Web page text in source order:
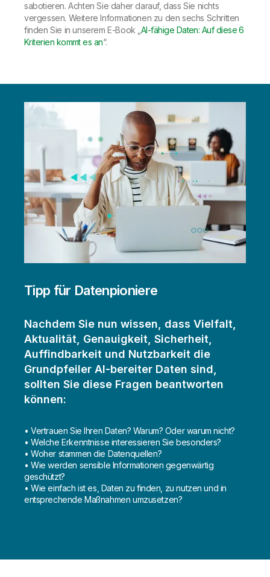
sabotieren. Achten Sie daher darauf, dass Sie nichts
vergessen. Weitere Informationen zu den sechs Schritten
finden Sie in unserem E-Book „AI-fähige Daten: Auf diese 6
Kriterien kommt es an“.
Tipp für Datenpioniere
Nachdem Sie nun wissen, dass Vielfalt,
Aktualität, Genauigkeit, Sicherheit,
Auffindbarkeit und Nutzbarkeit die
Grundpfeiler AI-bereiter Daten sind,
sollten Sie diese Fragen beantworten
können:
• Vertrauen Sie Ihren Daten? Warum? Oder warum nicht?
• Welche Erkenntnisse interessieren Sie besonders?
• Woher stammen die Datenquellen?
• Wie werden sensible Informationen gegenwärtig
geschützt?
• Wie einfach ist es, Daten zu finden, zu nutzen und in
entsprechende Maßnahmen umzusetzen?